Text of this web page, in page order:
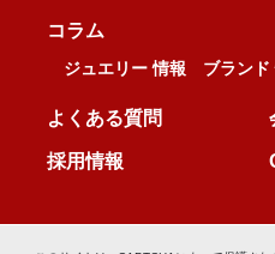
コラム
ジュエリー 情報 ブランド
よくある質問
採用情報